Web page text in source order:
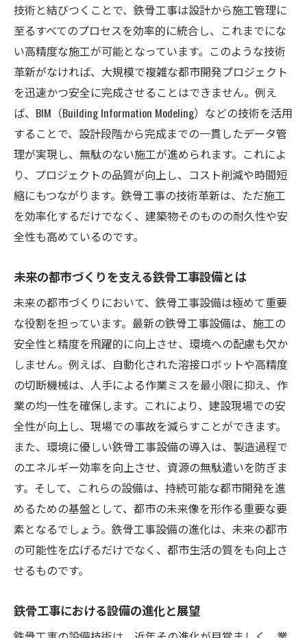
3D技術とAIで精度を高める鉄骨工事の未来
鉄骨工事における3D技術の最適活用
AIがもたらす鉄骨工事の新たな可能性
3D技術とAIで支える鉄骨工事の精度向上
未来の鉄骨工事を変革する3D技術
AI活用による鉄骨工事の効率化
3D技術とAIが切り拓く鉄骨工事の未来
持続可能な都市づくりを支える鉄骨工事の進化
持続可能な都市を目指す鉄骨工事の役割
鉄骨工事の進化がもたらす環境への配慮
持続可能性を追求する鉄骨工事技術
環境に優しい鉄骨工事の新技術
鉄骨工事の進化で実現するエコフレンドリ
ーな都市
最新技術導入で変貌する鉄骨工事の現状と展望
最新技術が変える鉄骨工事の現場
鉄骨工事の現状と最新技術導入による展望
新技術導入で変わる鉄骨工事の未来
鉄骨工事の変革を促す最新技術の全貌
最新技術が示す鉄骨工事の進化の方向性
鉄骨工事の未来を拓く最新技術の役割
技術と結びつくことで、鉄骨工事は設計から施工管理に
至るすべてのプロセスを効率的に統合し、これまでにな
い高精度な施工が可能となっています。このような技術
革新がなければ、大規模で複雑な都市開発プロジェクト
を迅速かつ安全に完成させることはできません。例え
ば、BIM（Building Information Modeling）などの技術を活用
することで、設計段階から完成までの一貫したデータ管
理が実現し、無駄のない施工が進められます。これによ
り、プロジェクトの品質が向上し、コスト削減や時間短
縮にもつながります。鉄骨工事の技術革新は、ただ施工
を効率化するだけでなく、建築物そのものの耐久性や安
全性も高めているのです。
未来の都市づくりを支える鉄骨工事設備とは
未来の都市づくりにおいて、鉄骨工事設備は極めて重要
な役割を担っています。最新の鉄骨工事設備は、施工の
安全性と精度を飛躍的に向上させ、環境への配慮も欠か
しません。例えば、自動化された溶接ロボットや高精度
の切断機械は、人手による作業ミスを最小限に抑え、作
業の均一性を確保します。これにより、建設現場での安
全性が向上し、現場での事故を減らすことができます。
また、環境に優しい鉄骨工事設備の導入は、製造過程で
のエネルギー効率を向上させ、資源の無駄遣いを防ぎま
す。そして、これらの設備は、持続可能な都市開発を進
めるための基盤として、都市の未来像を形作る重要な要
素となるでしょう。鉄骨工事設備の進化は、未来の都市
の可能性を広げるだけでなく、都市生活の質をも向上さ
せるものです。
鉄骨工事における設備の進化と展望